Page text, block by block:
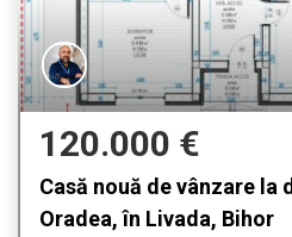
120.000 €
Casă nouă de vânzare la
Oradea, în Livada, Bihor